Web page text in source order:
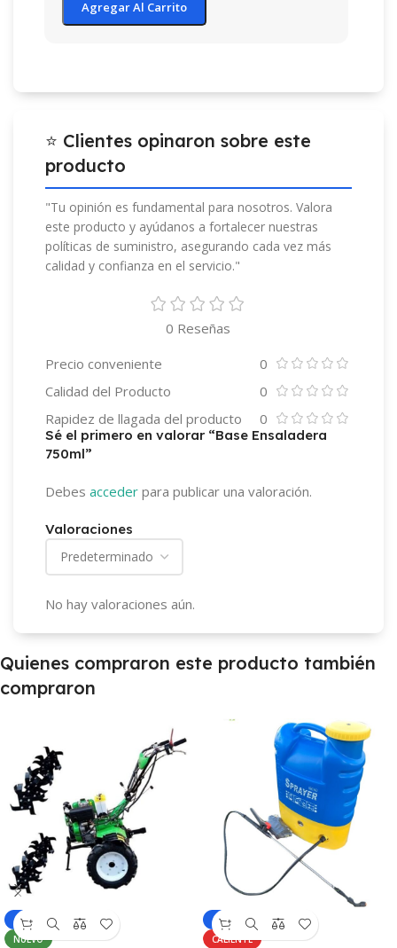
Agregar Al Carrito
⭐ Clientes opinaron sobre este
producto
"Tu opinión es fundamental para nosotros. Valora
este producto y ayúdanos a fortalecer nuestras
políticas de suministro, asegurando cada vez más
calidad y confianza en el servicio."
0 Reseñas
Precio conveniente
0
Calidad del Producto
0
Rapidez de llagada del producto
0
Valoraciones
No hay valoraciones aún.
Sé el primero en valorar “Base Ensaladera
750ml”
Debes acceder para publicar una valoración.
Quienes compraron este producto también
compraron
-4%
NUEVO
-6%
CALIENTE